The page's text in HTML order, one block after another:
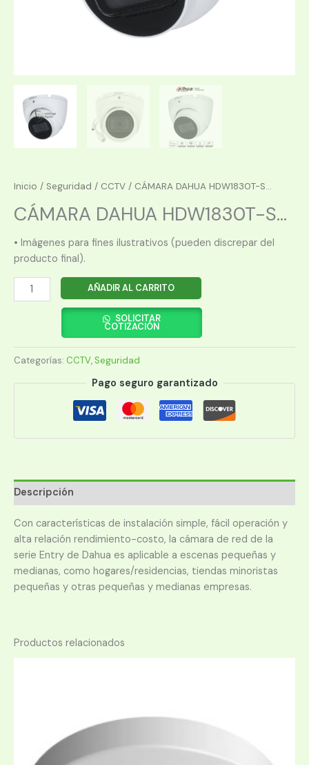
Inicio / Seguridad / CCTV / CÁMARA DAHUA HDW1830T-S...
CÁMARA DAHUA HDW1830T-S...
• Imágenes para fines ilustrativos (pueden discrepar del
producto final).
CÁMARA
DAHUA
EYEBALL
8MP
AÑADIR AL CARRITO
SOLICITAR
COTIZACIÓN
Categorías: CCTV, Seguridad
Pago seguro garantizado
Descripción
Con características de instalación simple, fácil operación y
alta relación rendimiento-costo, la cámara de red de la
serie Entry de Dahua es aplicable a escenas pequeñas y
medianas, como hogares/residencias, tiendas minoristas
pequeñas y otras pequeñas y medianas empresas.
Productos relacionados